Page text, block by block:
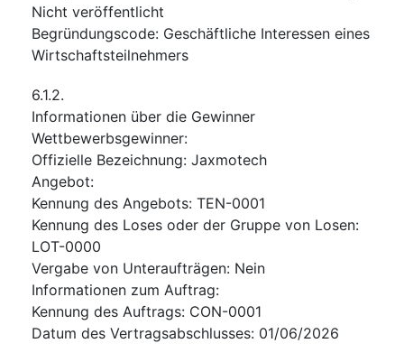
Nicht veröffentlicht
Begründungscode: Geschäftliche Interessen eines
Wirtschaftsteilnehmers
6.1.2.
Informationen über die Gewinner
Wettbewerbsgewinner:
Offizielle Bezeichnung: Jaxmotech
Angebot:
Kennung des Angebots: TEN-0001
Kennung des Loses oder der Gruppe von Losen:
LOT-0000
Vergabe von Unteraufträgen: Nein
Informationen zum Auftrag:
Kennung des Auftrags: CON-0001
Datum des Vertragsabschlusses: 01/06/2026